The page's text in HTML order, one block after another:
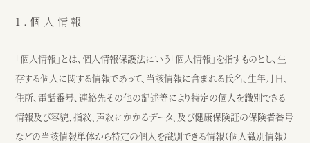
大切にしていること
インスピレーション
ウェディング
カフェ
ブログ
ニュース
アクセス
1.個人情報
「個人情報」とは、個人情報保護法にいう「個人情報」を指すものとし、生
存する個人に関する情報であって、当該情報に含まれる氏名、生年月日、
住所、電話番号、連絡先その他の記述等により特定の個人を識別できる
情報及び容貌、指紋、声紋にかかるデータ、及び健康保険証の保険者番号
などの当該情報単体から特定の個人を識別できる情報（個人識別情報）